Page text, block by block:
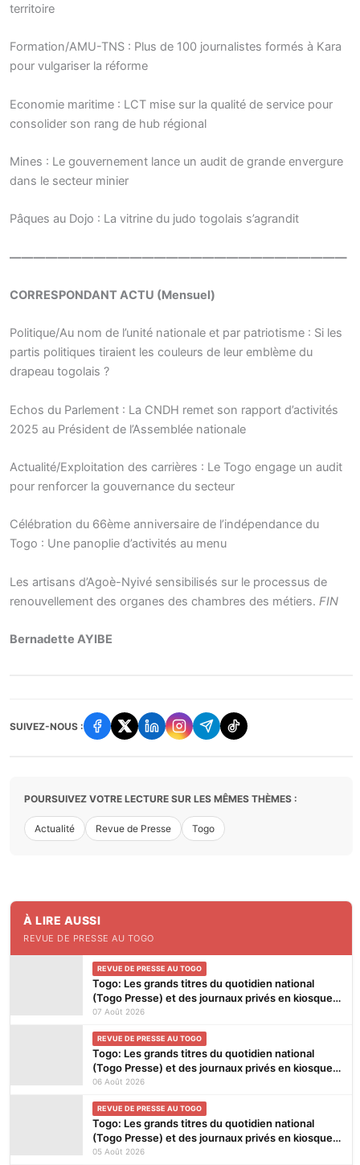
territoire
Formation/AMU-TNS : Plus de 100 journalistes formés à Kara
pour vulgariser la réforme
Economie maritime : LCT mise sur la qualité de service pour
consolider son rang de hub régional
Mines : Le gouvernement lance un audit de grande envergure
dans le secteur minier
Pâques au Dojo : La vitrine du judo togolais s’agrandit
————————————————————————————
CORRESPONDANT ACTU (Mensuel)
Politique/Au nom de l’unité nationale et par patriotisme : Si les
partis politiques tiraient les couleurs de leur emblème du
drapeau togolais ?
Echos du Parlement : La CNDH remet son rapport d’activités
2025 au Président de l’Assemblée nationale
Actualité/Exploitation des carrières : Le Togo engage un audit
pour renforcer la gouvernance du secteur
Célébration du 66ème anniversaire de l’indépendance du
Togo : Une panoplie d’activités au menu
Les artisans d’Agoè-Nyivé sensibilisés sur le processus de
renouvellement des organes des chambres des métiers. FIN
Bernadette AYIBE
SUIVEZ-NOUS :
POURSUIVEZ VOTRE LECTURE SUR LES MÊMES THÈMES :
Actualité Revue de Presse Togo
À LIRE AUSSI
REVUE DE PRESSE AU TOGO
REVUE DE PRESSE AU TOGO
Togo: Les grands titres du quotidien national
(Togo Presse) et des journaux privés en kiosques
ce vendredi 7 Août 2026
07 Août 2026
REVUE DE PRESSE AU TOGO
Togo: Les grands titres du quotidien national
(Togo Presse) et des journaux privés en kiosques
ce jeudi 6 Août 2026
06 Août 2026
REVUE DE PRESSE AU TOGO
Togo: Les grands titres du quotidien national
(Togo Presse) et des journaux privés en kiosques
ce mercredi 5 Août 2026
05 Août 2026